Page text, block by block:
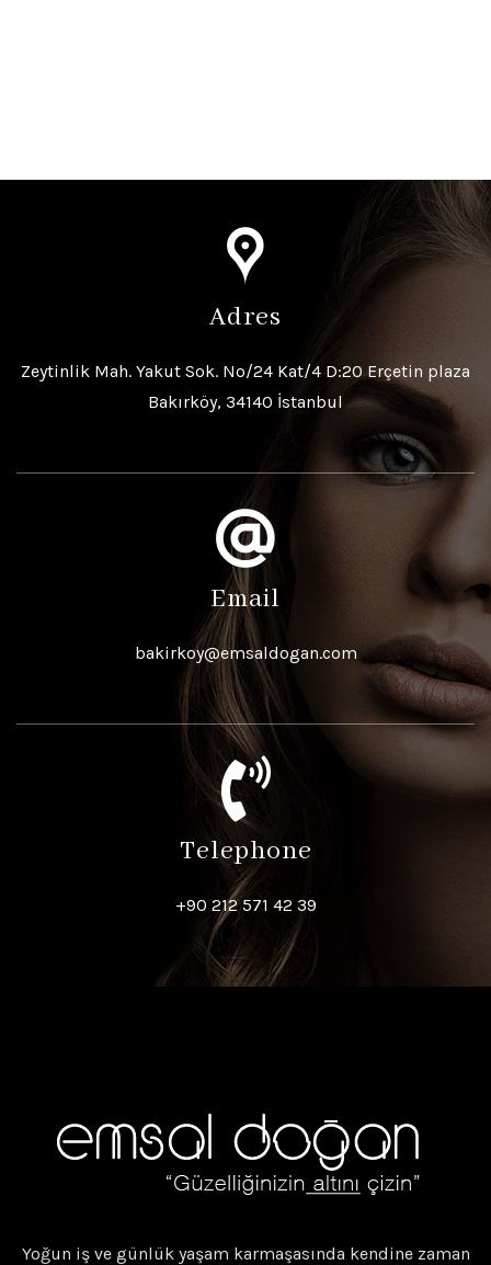
Adres
Zeytinlik Mah. Yakut Sok. No/24 Kat/4 D:20 Erçetin plaza
Bakırköy, 34140 İstanbul
Email
bakirkoy@emsaldogan.com
Telephone
+90 212 571 42 39
Yoğun iş ve günlük yaşam karmaşasında kendine zaman